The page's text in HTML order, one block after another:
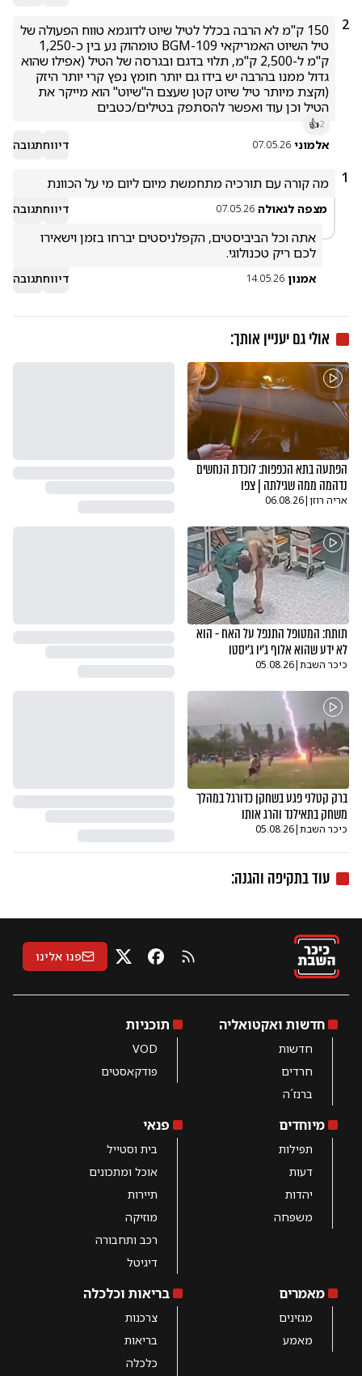
2
הטיל וכן עוד ואפשר להסתפק בטילים/כטבים
👍2
אלמוני 07.05.26 דיווחתגובה
1 מה קורה עם תורכיה מתחמשת מיום ליום מי על הכוונת
מצפה לגאולה 07.05.26 דיווחתגובה
לכם ריק טכנולוגי.
אמנון 14.05.26 דיווחתגובה
אולי גם יעניין אותך:
הפתעה בתא הכפפות: לוכדת הנחשים
נדהמה ממה שגילתה | צפו
אריה רוזן|
06.08.26
תותח: המטופל התנפל על האח - הוא
לא ידע שהוא אלוף ג'יו ג'יסטו
כיכר השבת|
05.08.26
ברק קטלני פגע בשחקן כדורגל במהלך
משחק בתאילנד והרג אותו
כיכר השבת 05.08.26
עוד בתקיפה והגנה:
RSS פייסבוק
X פנו אלינו
חדשות ואקטואליה
חדשות
חרדים
ברנז´ה
תוכניות
VOD
פודקאסטים
מיוחדים
תפילות
דעות
יהדות
משפחה
פנאי
בית וסטייל
אוכל ומתכונים
תיירות
מוזיקה
רכב ותחבורה
דיגיטל
מאמרים
מגזינים
מאמע
בריאות וכלכלה
צרכנות
בריאות
כלכלה